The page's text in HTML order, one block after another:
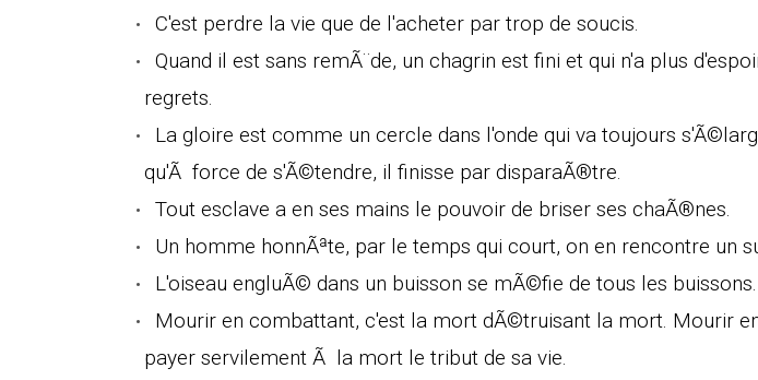
C'est perdre la vie que de l'acheter par trop de soucis.
Quand il est sans remÃ¨de, un chagrin est fini et qui n'a plus
regrets.
La gloire est comme un cercle dans l'onde qui va toujours
qu'Ã force de s'Ã©tendre, il finisse par disparaÃ®tre.
Tout esclave a en ses mains le pouvoir de briser ses chaÃ®nes.
Un homme honnÃªte, par le temps qui court, on en rencontre un
L'oiseau engluÃ© dans un buisson se mÃ©fie de tous les buissons.
Mourir en combattant, c'est la mort dÃ©truisant la mort. Mourir
payer servilement Ã la mort le tribut de sa vie.